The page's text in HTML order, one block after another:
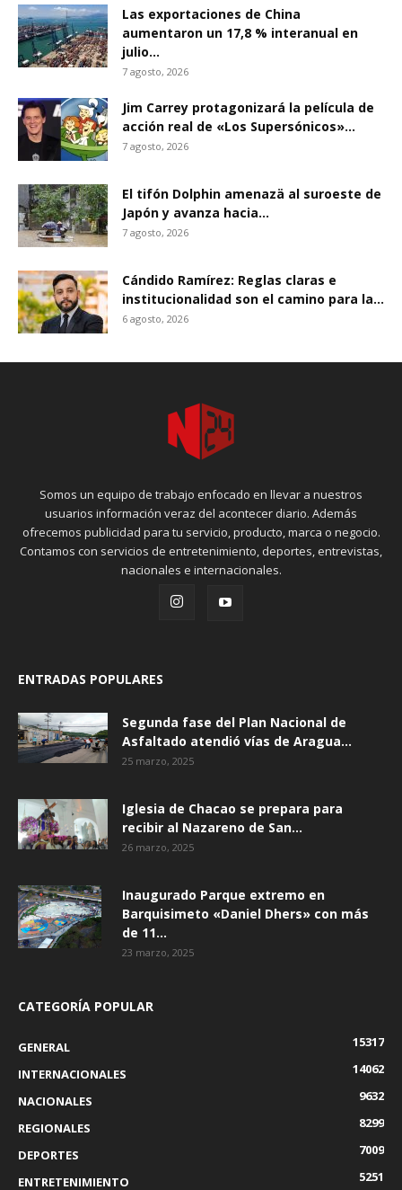
Las exportaciones de China
aumentaron un 17,8 % interanual en
julio...
7 agosto, 2026
Jim Carrey protagonizará la película de
acción real de «Los Supersónicos»...
7 agosto, 2026
El tifón Dolphin amenazä al suroeste de
Japón y avanza hacia...
7 agosto, 2026
Cándido Ramírez: Reglas claras e
institucionalidad son el camino para la...
6 agosto, 2026
Somos un equipo de trabajo enfocado en llevar a nuestros
usuarios información veraz del acontecer diario. Además
ofrecemos publicidad para tu servicio, producto, marca o negocio.
Contamos con servicios de entretenimiento, deportes, entrevistas,
nacionales e internacionales.
ENTRADAS POPULARES
Segunda fase del Plan Nacional de
Asfaltado atendió vías de Aragua...
25 marzo, 2025
Iglesia de Chacao se prepara para
recibir al Nazareno de San...
26 marzo, 2025
Inaugurado Parque extremo en
Barquisimeto «Daniel Dhers» con más
de 11...
23 marzo, 2025
CATEGORÍA POPULAR
GENERAL
15317
INTERNACIONALES
14062
NACIONALES
9632
REGIONALES
8299
DEPORTES
7009
ENTRETENIMIENTO
5251